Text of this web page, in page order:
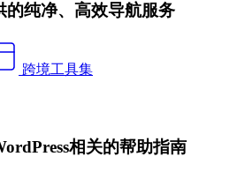
的纯净、高效导航服务
跨境工具集
相关的帮助指南